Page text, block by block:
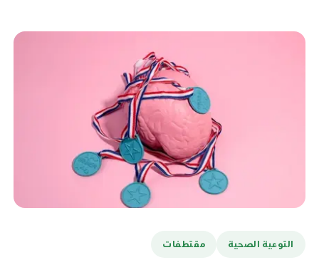
التوعية الصحية مقتطفات